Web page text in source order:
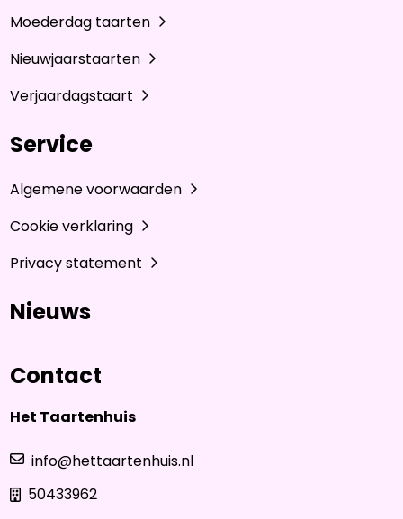
Moederdag taarten
Nieuwjaarstaarten
Verjaardagstaart
Service
Algemene voorwaarden
Cookie verklaring
Privacy statement
Nieuws
Contact
Het Taartenhuis
info@hettaartenhuis.nl
50433962